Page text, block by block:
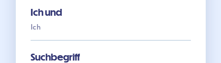
Ich und
Ich
Suchbegriff